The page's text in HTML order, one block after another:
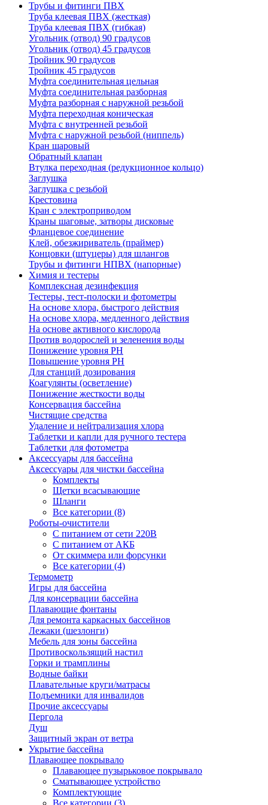
Трубы и фитинги ПВХ
Труба клеевая ПВХ (жесткая)
Труба клеевая ПВХ (гибкая)
Угольник (отвод) 90 градусов
Угольник (отвод) 45 градусов
Тройник 90 градусов
Тройник 45 градусов
Муфта соединительная цельная
Муфта соединительная разборная
Муфта разборная с наружной резьбой
Муфта переходная коническая
Муфта с внутренней резьбой
Муфта с наружной резьбой (ниппель)
Кран шаровый
Обратный клапан
Втулка переходная (редукционное кольцо)
Заглушка
Заглушка с резьбой
Крестовина
Кран с электроприводом
Краны шаговые, затворы дисковые
Фланцевое соединение
Клей, обезжириватель (праймер)
Концовки (штуцеры) для шлангов
Трубы и фитинги НПВХ (напорные)
Химия и тестеры
Комплексная дезинфекция
Тестеры, тест-полоски и фотометры
На основе хлора, быстрого действия
На основе хлора, медленного действия
На основе активного кислорода
Против водорослей и зеленения воды
Понижение уровня РН
Повышение уровня РН
Для станций дозирования
Коагулянты (осветление)
Понижение жесткости воды
Консервация бассейна
Чистящие средства
Удаление и нейтрализация хлора
Таблетки и капли для ручного тестера
Таблетки для фотометра
Аксессуары для бассейна
Аксессуары для чистки бассейна
Комплекты
Щетки всасывающие
Шланги
Все категории (8)
Роботы-очистители
С питанием от сети 220В
С питанием от АКБ
От скиммера или форсунки
Все категории (4)
Термометр
Игры для бассейна
Для консервации бассейна
Плавающие фонтаны
Для ремонта каркасных бассейнов
Лежаки (шезлонги)
Мебель для зоны бассейна
Противоскользящий настил
Горки и трамплины
Водные байки
Плавательные круги/матрасы
Подъемники для инвалидов
Прочие аксессуары
Пергола
Душ
Защитный экран от ветра
Укрытие бассейна
Плавающее покрывало
Плавающее пузырьковое покрывало
Сматывающее устройство
Комплектующие
Все категории (3)